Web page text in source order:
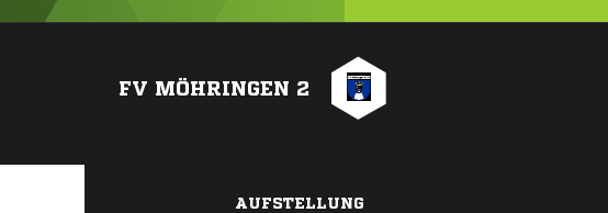
FV MÖHRINGEN 2
AUFSTELLUNG